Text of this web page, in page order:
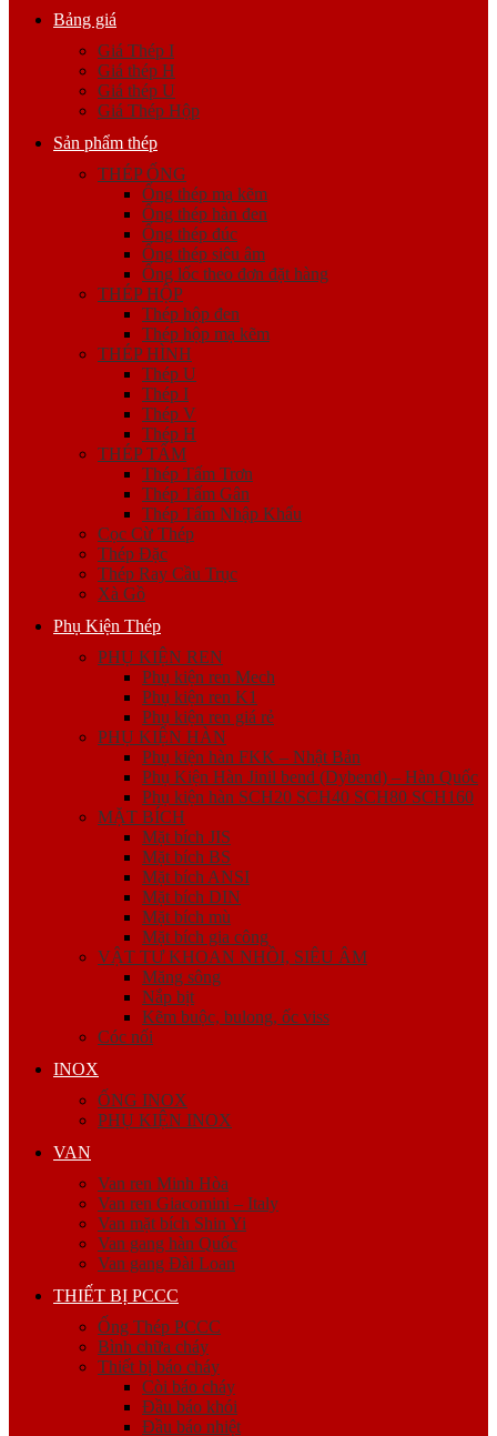
Bảng giá
Giá Thép I
Giá thép H
Giá thép U
Giá Thép Hộp
Sản phẩm thép
THÉP ỐNG
Ống thép mạ kẽm
Ống thép hàn đen
Ống thép đúc
Ống thép siêu âm
Ống lốc theo đơn đặt hàng
THÉP HỘP
Thép hộp đen
Thép hộp mạ kẽm
THÉP HÌNH
Thép U
Thép I
Thép V
Thép H
THÉP TẤM
Thép Tấm Trơn
Thép Tấm Gân
Thép Tấm Nhập Khẩu
Cọc Cừ Thép
Thép Đặc
Thép Ray Cầu Trục
Xà Gồ
Phụ Kiện Thép
PHỤ KIỆN REN
Phụ kiện ren Mech
Phụ kiện ren K1
Phụ kiện ren giá rẻ
PHỤ KIỆN HÀN
Phụ kiện hàn FKK – Nhật Bản
Phụ Kiện Hàn Jinil bend (Dybend) – Hàn Quốc
Phụ kiện hàn SCH20 SCH40 SCH80 SCH160
MẶT BÍCH
Mặt bích JIS
Mặt bích BS
Mặt bích ANSI
Mặt bích DIN
Mặt bích mù
Mặt bích gia công
VẬT TƯ KHOAN NHỒI, SIÊU ÂM
Măng sông
Nắp bịt
Kẽm buộc, bulong, ốc viss
Cóc nối
INOX
ỐNG INOX
PHỤ KIỆN INOX
VAN
Van ren Minh Hòa
Van ren Giacomini – Italy
Van mặt bích Shin Yi
Van gang hàn Quốc
Van gang Đài Loan
THIẾT BỊ PCCC
Ống Thép PCCC
Bình chữa cháy
Thiết bị báo cháy
Còi báo cháy
Đầu báo khói
Đầu báo nhiệt